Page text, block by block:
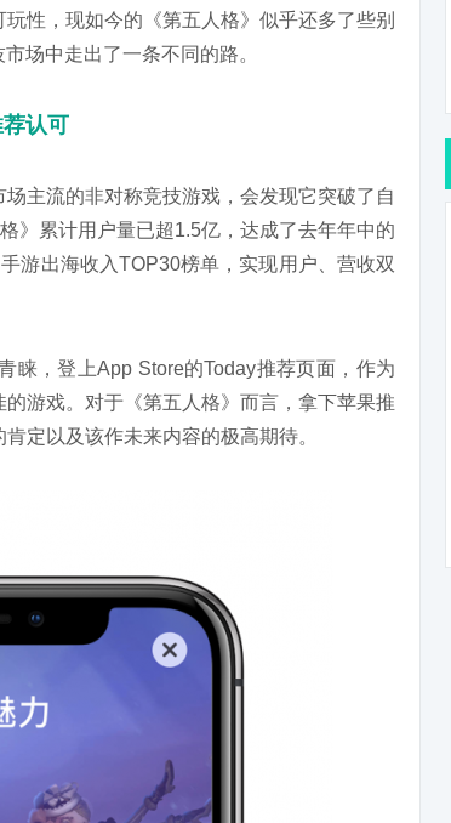
性，现如今的《第五人格》似乎还多了些别
场中走出了一条不同的路。
认可
主流的非对称竞技游戏，会发现它突破了自
》累计用户量已超1.5亿，达成了去年年中的
游出海收入TOP30榜单，实现用户、营收双
睐，登上App Store的Today推荐页面，作为
游戏。对于《第五人格》而言，拿下苹果推
定以及该作未来内容的极高期待。